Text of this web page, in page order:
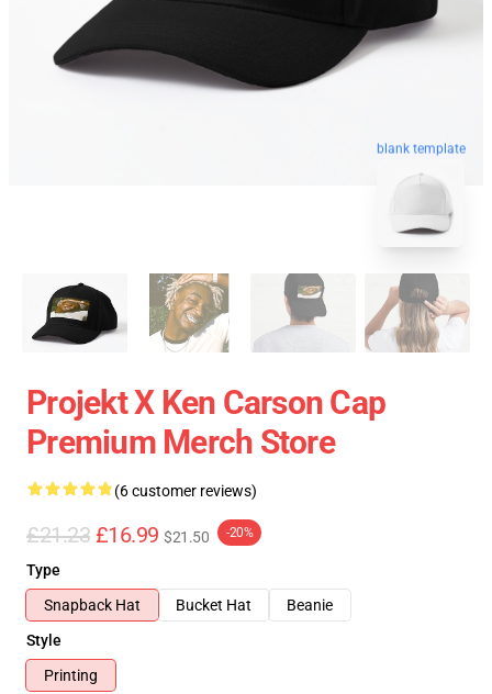
blank template
Projekt X Ken Carson Cap
Premium Merch Store
(6 customer reviews)
£21.23 £16.99 $21.50 -20%
Type
Snapback Hat
Bucket Hat
Beanie
Style
Printing